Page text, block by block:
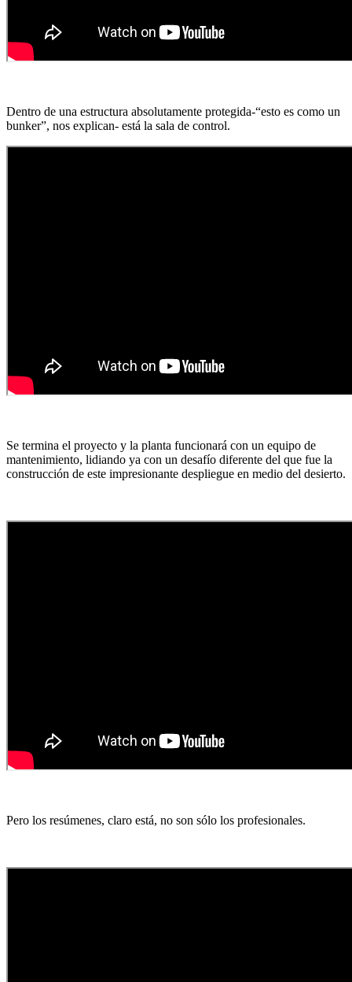
Dentro de una estructura absolutamente protegida-“esto es como un
bunker”, nos explican- está la sala de control.
Se termina el proyecto y la planta funcionará con un equipo de
mantenimiento, lidiando ya con un desafío diferente del que fue la
construcción de este impresionante despliegue en medio del desierto.
Pero los resúmenes, claro está, no son sólo los profesionales.